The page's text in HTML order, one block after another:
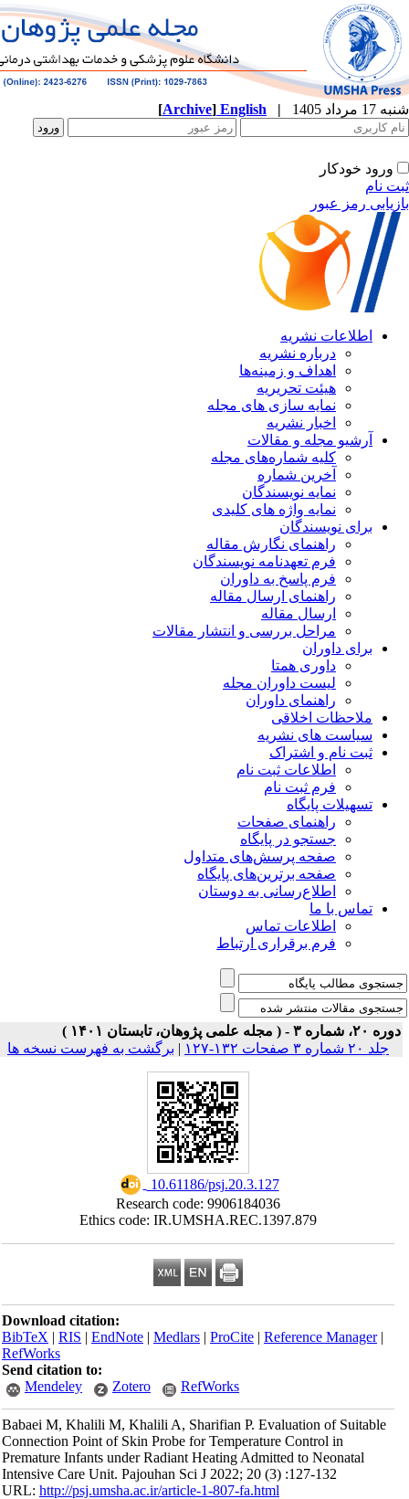
|
English
[ Archive]
های مجله
مجله
های کلیدی
نگارش مقاله
نویسندگان
به داوران
ارسال مقاله
و انتشار مقالات
مجله
متداول
پایگاه
به دوستان
ارتباط
| برگشت به فهرست نسخه ها
‎ 10.61186/psj.20.3.127
Research code: 9906184036
Ethics code:
BibTeX|RIS| EndNote |Medlars|ProCite|
Mendeley
Zotero
Babaei M, Khalili M, Khalili A, Sharifian P.
Connection Point of Skin Probe for Temperature
Premature Infants under Radiant Heating
Intensive Care Unit. Pajouhan Sci J 2022; 20 (3)
URL:http://psj.umsha.ac.ir/article-1-807-fa.html